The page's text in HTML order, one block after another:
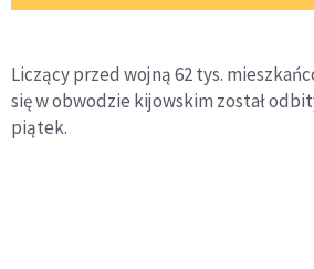
Liczący przed wojną 62 tys.
się w obwodzie kijowskim został
piątek.